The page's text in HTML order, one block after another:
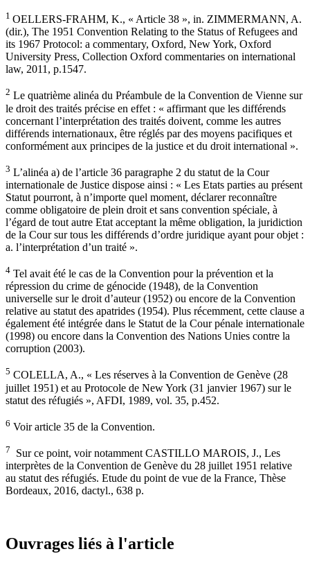
1 OELLERS-FRAHM, K., « Article 38 », in. ZIMMERMANN, A.
(dir.), The 1951 Convention Relating to the Status of Refugees and
its 1967 Protocol: a commentary, Oxford, New York, Oxford
University Press, Collection Oxford commentaries on international
law, 2011, p.1547.
2 Le quatrième alinéa du Préambule de la Convention de Vienne sur
le droit des traités précise en effet : « affirmant que les différends
concernant l’interprétation des traités doivent, comme les autres
différends internationaux, être réglés par des moyens pacifiques et
conformément aux principes de la justice et du droit international ».
3 L’alinéa a) de l’article 36 paragraphe 2 du statut de la Cour
internationale de Justice dispose ainsi : « Les Etats parties au présent
Statut pourront, à n’importe quel moment, déclarer reconnaître
comme obligatoire de plein droit et sans convention spéciale, à
l’égard de tout autre Etat acceptant la même obligation, la juridiction
de la Cour sur tous les différends d’ordre juridique ayant pour objet :
a. l’interprétation d’un traité ».
4 Tel avait été le cas de la Convention pour la prévention et la
répression du crime de génocide (1948), de la Convention
universelle sur le droit d’auteur (1952) ou encore de la Convention
relative au statut des apatrides (1954). Plus récemment, cette clause a
également été intégrée dans le Statut de la Cour pénale internationale
(1998) ou encore dans la Convention des Nations Unies contre la
corruption (2003).
5 COLELLA, A., « Les réserves à la Convention de Genève (28
juillet 1951) et au Protocole de New York (31 janvier 1967) sur le
statut des réfugiés », AFDI, 1989, vol. 35, p.452.
6 Voir article 35 de la Convention.
7
Sur ce point, voir notamment CASTILLO MAROIS, J., Les
interprètes de la Convention de Genève du 28 juillet 1951 relative
au statut des réfugiés. Etude du point de vue de la France, Thèse
Bordeaux, 2016, dactyl., 638 p.
Ouvrages liés à l'article